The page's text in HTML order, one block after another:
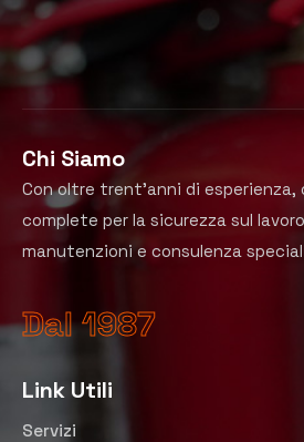
Chi Siamo
Con oltre trent’anni di esperienza,
complete per la sicurezza sul
manutenzioni e consulenza
Dal 1987
Link Utili
Servizi